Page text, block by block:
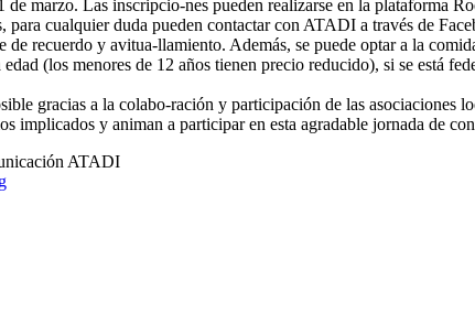
marzo. Las inscripcio-nes pueden realizarse en la plataforma
para cualquier duda pueden contactar con ATADI a través de
recuerdo y avitua-llamiento. Además, se puede optar a la
(los menores de 12 años tienen precio reducido), si se está
gracias a la colabo-ración y participación de las asociaciones
implicados y animan a participar en esta agradable jornada de
ATADI